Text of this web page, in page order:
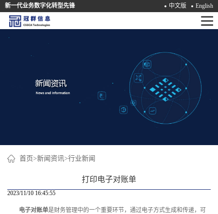
新一代业务数字化转型先锋 中文版 English
首
首页>新闻资讯>行业新闻
打印电子对账单
2023/11/10 16:45:55
电子对账单是财务管理中的一个重要环节，通过电子方式生成和传递，可